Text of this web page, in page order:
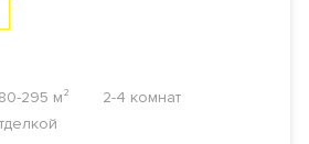
80-295 м²
2-4 комнат